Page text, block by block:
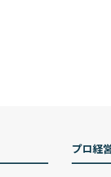
プロ経